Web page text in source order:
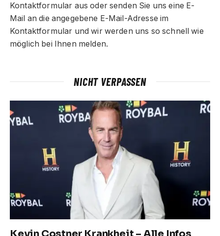
Kontaktformular aus oder senden Sie uns eine E-
Mail an die angegebene E-Mail-Adresse im
Kontaktformular und wir werden uns so schnell wie
möglich bei Ihnen melden.
NICHT VERPASSEN